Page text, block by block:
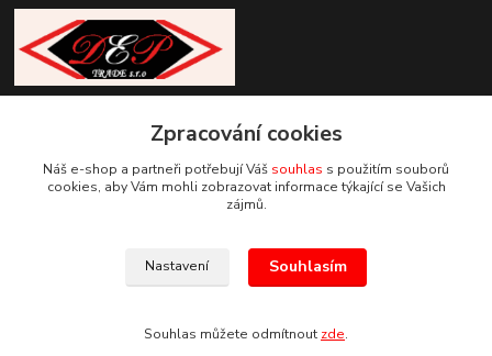
+420 777 085 857
info@deptrade.cz
Zpracování cookies
Náš e-shop a partneři potřebují Váš souhlas s použitím souborů
cookies, aby Vám mohli zobrazovat informace týkající se Vašich
zájmů.
Nastavení Souhlasím
Souhlas můžete odmítnout zde.